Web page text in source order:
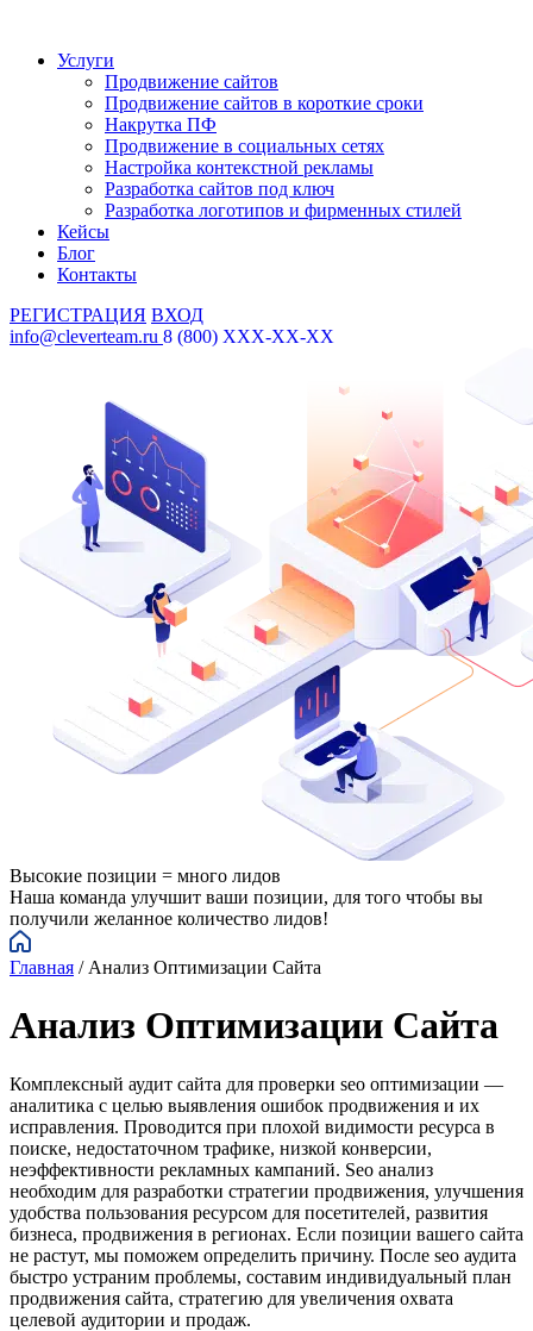
Услуги
Продвижение сайтов
Продвижение сайтов в короткие сроки
Накрутка ПФ
Продвижение в социальных сетях
Настройка контекстной рекламы
Разработка сайтов под ключ
Разработка логотипов и фирменных стилей
Кейсы
Блог
Контакты
РЕГИСТРАЦИЯ ВХОД
info@cleverteam.ru 8 (800) XXX-XX-XX
Высокие позиции = много лидов
Наша команда улучшит ваши позиции, для того чтобы вы
получили желанное количество лидов!
Главная / Анализ Оптимизации Сайта
Анализ Оптимизации Сайта
Комплексный аудит сайта для проверки seo оптимизации —
аналитика с целью выявления ошибок продвижения и их
исправления. Проводится при плохой видимости ресурса в
поиске, недостаточном трафике, низкой конверсии,
неэффективности рекламных кампаний. Seo анализ
необходим для разработки стратегии продвижения, улучшения
удобства пользования ресурсом для посетителей, развития
бизнеса, продвижения в регионах. Если позиции вашего сайта
не растут, мы поможем определить причину. После seo аудита
быстро устраним проблемы, составим индивидуальный план
продвижения сайта, стратегию для увеличения охвата
целевой аудитории и продаж.